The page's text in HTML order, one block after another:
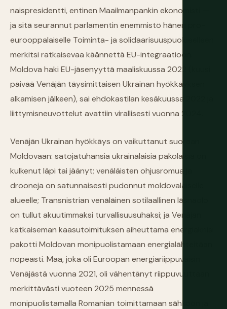
naispresidentti, entinen Maailmanpankin ekonomisti —
ja sitä seurannut parlamentin enemmistö hänen pro-
eurooppalaiselle Toiminta- ja solidaarisuuspuolueelleen
merkitsi ratkaisevaa käännettä EU-integraatioon.
Moldova haki EU-jäsenyyttä maaliskuussa 2022 (kuusi
päivää Venäjän täysimittaisen Ukrainan hyökkäyksen
alkamisen jälkeen), sai ehdokastilan kesäkuussa 2022 ja
liittymisneuvottelut avattiin virallisesti vuonna 2024.
Venäjän Ukrainan hyökkäys on vaikuttanut suoraan
Moldovaan: satojatuhansia ukrainalaisia pakolaisia on
kulkenut läpi tai jäänyt; venäläisten ohjusromua ja
drooneja on satunnaisesti pudonnut moldovalaiselle
alueelle; Transnistrian venäläinen sotilaallinen läsnäolo
on tullut akuutimmaksi turvallisuusuhaksi; ja Venäjän
katkaiseman kaasutoimituksen aiheuttama energiakriisi
pakotti Moldovan monipuolistamaan energialähteitään
nopeasti. Maa, joka oli Euroopan energiariippuvaisin
Venäjästä vuonna 2021, oli vähentänyt riippuvuuttaan
merkittävästi vuoteen 2025 mennessä
monipuolistamalla Romanian toimittamaan sähköön ja